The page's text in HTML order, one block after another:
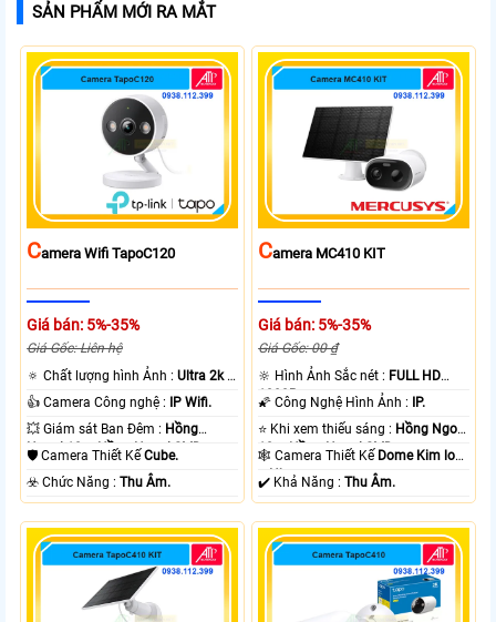
SẢN PHẨM MỚI RA MẮT
CAmera Wifi TapoC120
Giá bán: 5%-35%
Giá Gốc: Liên hệ
🔅 Chất lượng hình Ảnh :Ultra 2k +
.
👍 Camera Công nghệ :
IP Wifi.
💥 Giám sát Ban Đêm : Hồng
Ngoại 10m Hồng Ngoại SMD.
🛡 Camera Thiết KếCube.
️☣️ Chức Năng :Thu Âm.
CAmera MC410 KIT
Giá bán: 5%-35%
Giá Gốc: 00 ₫
🔆 Hình Ảnh Sắc nét : FULL HD
1080P .
🌠 Công Nghệ Hình Ảnh :
IP.
⭐ Khi xem thiếu sáng : Hồng Ngoại
10m Hồng Ngoại SMD.
🕸️ Camera Thiết Kế Dome Kim loại
+ Nhựa.
️✔️ Khả Năng :Thu Âm.